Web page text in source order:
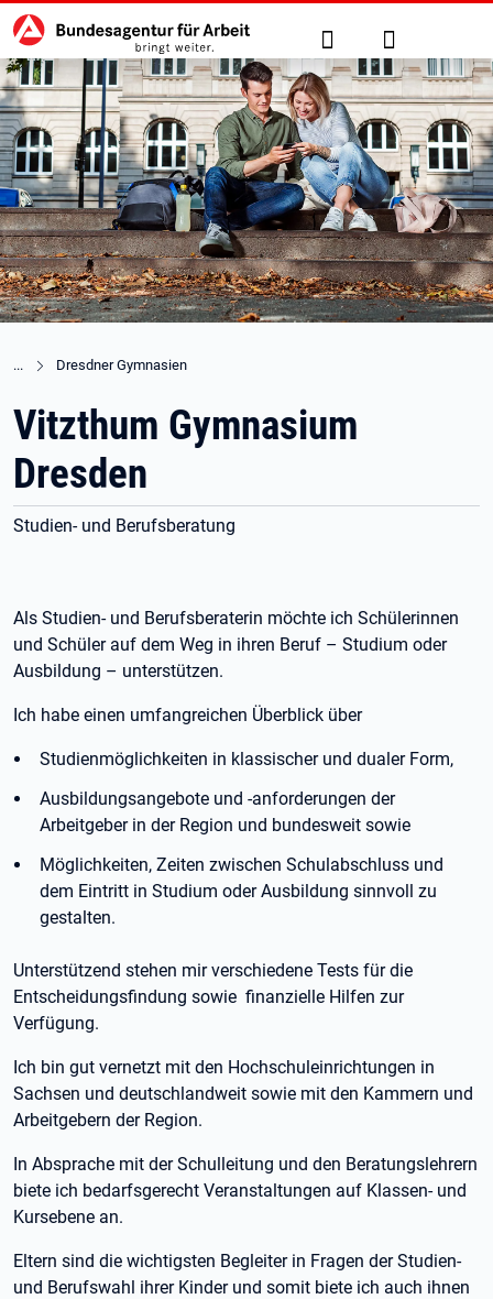
zu den Hauptinhalten springen
Hauptnavigation Suche Anmelden
Dresdner Gymnasien
Vitzthum Gymnasium
Dresden
Studien- und Berufsberatung
Als Studien- und Berufsberaterin möchte ich Schülerinnen
und Schüler auf dem Weg in ihren Beruf – Studium oder
Ausbildung – unterstützen.
Ich habe einen umfangreichen Überblick über
Studienmöglichkeiten in klassischer und dualer Form,
Ausbildungsangebote und -anforderungen der
Arbeitgeber in der Region und bundesweit sowie
Möglichkeiten, Zeiten zwischen Schulabschluss und
dem Eintritt in Studium oder Ausbildung sinnvoll zu
gestalten.
Unterstützend stehen mir verschiedene Tests für die
Entscheidungsfindung sowie finanzielle Hilfen zur
Verfügung.
Ich bin gut vernetzt mit den Hochschuleinrichtungen in
Sachsen und deutschlandweit sowie mit den Kammern und
Arbeitgebern der Region.
In Absprache mit der Schulleitung und den Beratungslehrern
biete ich bedarfsgerecht Veranstaltungen auf Klassen- und
Kursebene an.
Eltern sind die wichtigsten Begleiter in Fragen der Studien-
und Berufswahl ihrer Kinder und somit biete ich auch ihnen